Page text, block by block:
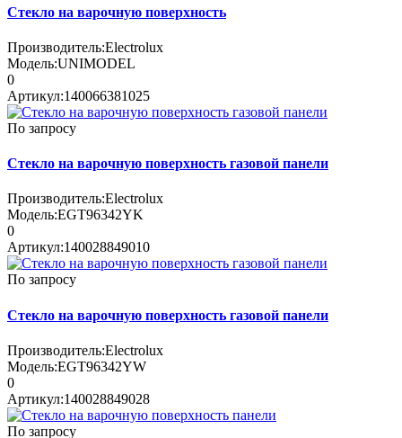
Стекло на варочную поверхность
Производитель:Electrolux
Модель:UNIMODEL
0
Артикул:140066381025
По запросу
Стекло на варочную поверхность газовой панели
Производитель:Electrolux
Модель:EGT96342YK
0
Артикул:140028849010
По запросу
Стекло на варочную поверхность газовой панели
Производитель:Electrolux
Модель:EGT96342YW
0
Артикул:140028849028
По запросу